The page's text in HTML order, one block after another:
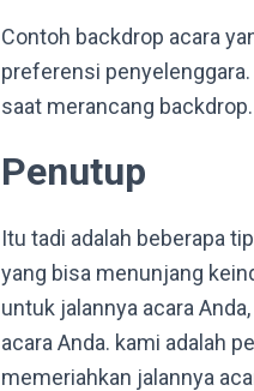
Contoh backdrop acara
preferensi
saat merancang backdrop.
Penutup
Itu tadi adalah beberapa
yang bisa menunjang
untuk jalannya acara
acara Anda. kami adalah
memeriahkan jalannya